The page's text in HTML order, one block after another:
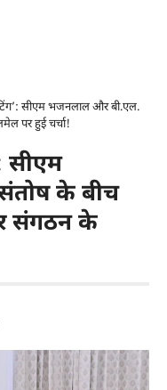
सीएम भजनलाल और बी.एल.
पर हुई चर्चा!
सीएम
के बीच
संगठन के